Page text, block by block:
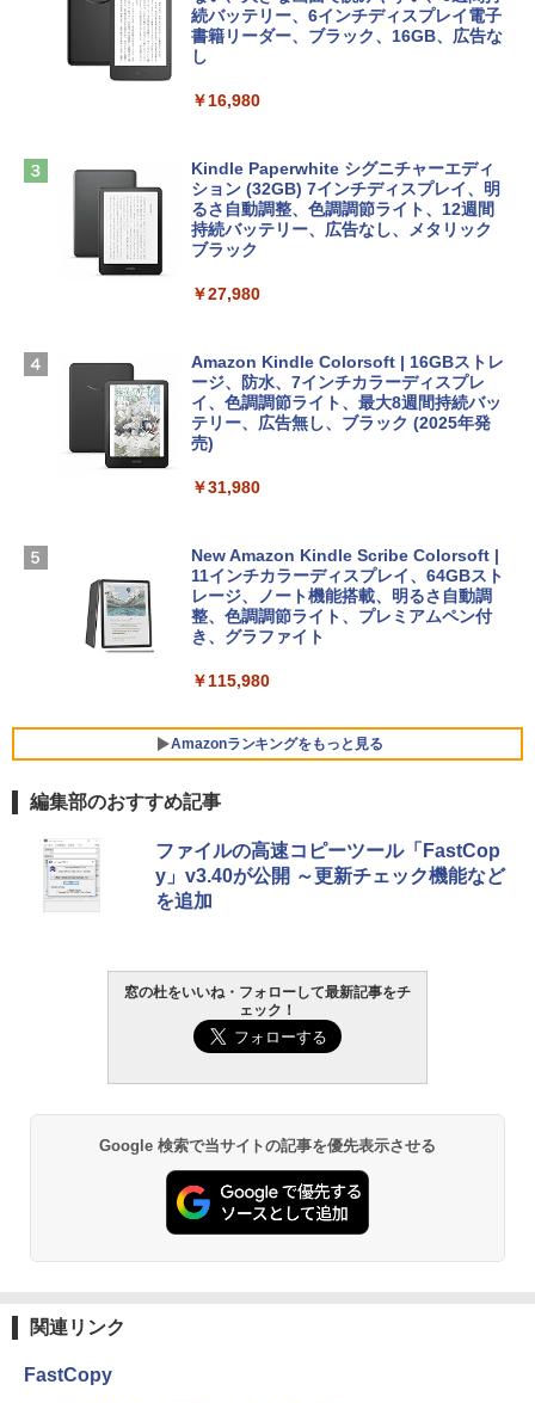
tomtoc 360°保護 15.6 16インチ パソコ
ンケース Dell NEC Lavie ASUS HP dyna
Apple 2026 MacBook Air M5チップ搭載
13インチノートブック：AIとApple Intell
igence、13.6インチLiquid Retinaディ
スプレイ、16GBユニファイドメモリ、1
ームカメラ、日本語キーボード、Touch I
￥261,414
【Amazon.co.jp限定】 HP ノートパソコ
ン 15-fd 15.6インチ 16GBメモリ 512GB
FMV ノートパソコン WE1-K3 (MS 365 P
ersonal/Copilotキー搭載/Win 11/15.6型/
Core i5/16GB/SSD 512GB/ホワイト) FM
VWK3E15W_AZ
￥139,880
ows11、10/mac対応|PC2台
￥39,582
インゲームコード】 ロブロックス | オン
ラインコード版
￥3,200
Robloxギフトカード - 1000 Robux 【限
ラインコード版
￥1,600
ト): Java & Bedrock Edition | オンライ
￥3,600
￥480
ClaudeCode いちばんやさしい 教科書:
にもKindle出版にも！ 非エンジニアのた
めのAIコーディング入門シリーズ
￥99
1冊ですべて身につくHTML & CSSとWe
￥1,292
FM TOWNS ハイパー・カタログ: 本体ハ
ェクトリストと最新エミュレータ紹介
続バッテリー、6インチディスプレイ電子
書籍リーダー、ブラック、16GB、広告な
し
￥16,980
Kindle Paperwhite シグニチャーエディ
ション (32GB) 7インチディスプレイ、明
るさ自動調整、色調調節ライト、12週間
持続バッテリー、広告なし、メタリック
ブラック
￥27,980
Amazon Kindle Colorsoft | 16GBストレ
ージ、防水、7インチカラーディスプレ
イ、色調調節ライト、最大8週間持続バッ
テリー、広告無し、ブラック (2025年発
売)
￥31,980
New Amazon Kindle Scribe Colorsoft |
11インチカラーディスプレイ、64GBスト
レージ、ノート機能搭載、明るさ自動調
整、色調調節ライト、プレミアムペン付
き、グラファイト
￥115,980
Amazonランキングをもっと見る
編集部のおすすめ記事
ファイルの高速コピーツール「FastCop
y」v3.40が公開 ～更新チェック機能など
を追加
窓の杜をいいね・フォローして最新記事をチ
ェック！
Google 検索で当サイトの記事を優先表示させる
関連リンク
FastCopy